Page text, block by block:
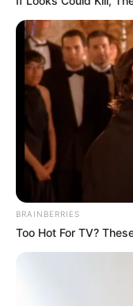
BRAINBERRIES
Too Hot For TV?